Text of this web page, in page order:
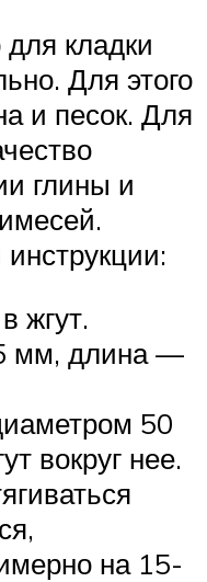
для кладки
Для этого
и песок. Для
глины и
жгут.
мм, длина —
50
вокруг нее.
на 15-